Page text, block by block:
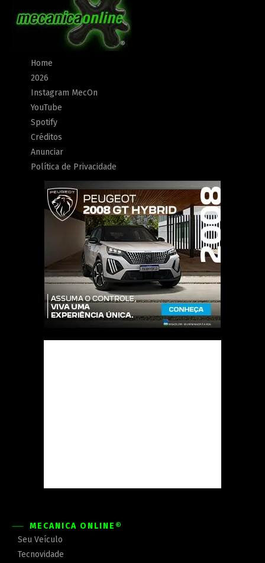
Home
2026
Instagram MecOn
YouTube
Spotify
Créditos
Anunciar
Política de Privacidade
MECÂNICA ONLINE®
Seu Veículo
Tecnovidade